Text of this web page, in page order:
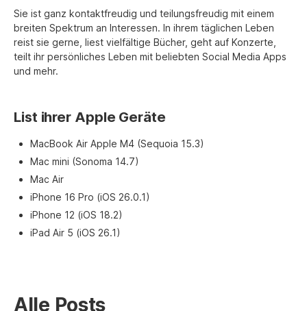
Sie ist ganz kontaktfreudig und teilungsfreudig mit einem
breiten Spektrum an Interessen. In ihrem täglichen Leben
reist sie gerne, liest vielfältige Bücher, geht auf Konzerte,
teilt ihr persönliches Leben mit beliebten Social Media Apps
und mehr.
List ihrer Apple Geräte
MacBook Air Apple M4 (Sequoia 15.3)
Mac mini (Sonoma 14.7)
Mac Air
iPhone 16 Pro (iOS 26.0.1)
iPhone 12 (iOS 18.2)
iPad Air 5 (iOS 26.1)
Alle Posts